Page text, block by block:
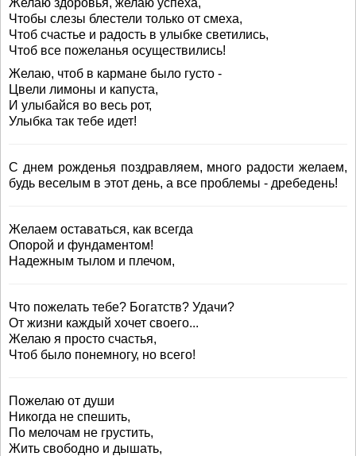
Желаю здоровья, желаю успеха,
Чтобы слезы блестели только от смеха,
Чтоб счастье и радость в улыбке светились,
Чтоб все пожеланья осуществились!
Желаю, чтоб в кармане было густо -
Цвели лимоны и капуста,
И улыбайся во весь рот,
Улыбка так тебе идет!
С днем рожденья поздравляем, много радости желаем,
будь веселым в этот день, а все проблемы - дребедень!
Желаем оставаться, как всегда
Опорой и фундаментом!
Надежным тылом и плечом,
Что пожелать тебе? Богатств? Удачи?
От жизни каждый хочет своего...
Желаю я просто счастья,
Чтоб было понемногу, но всего!
Пожелаю от души
Никогда не спешить,
По мелочам не грустить,
Жить свободно и дышать,